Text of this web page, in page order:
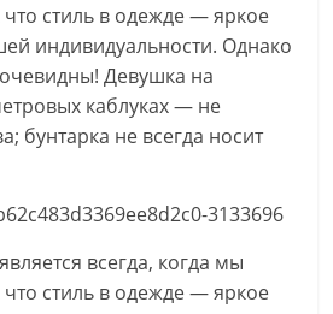
стиль в одежде — яркое
индивидуальности. Однако
Девушка на
каблуках — не
бунтарка не всегда носит
всегда, когда мы
стиль в одежде — яркое